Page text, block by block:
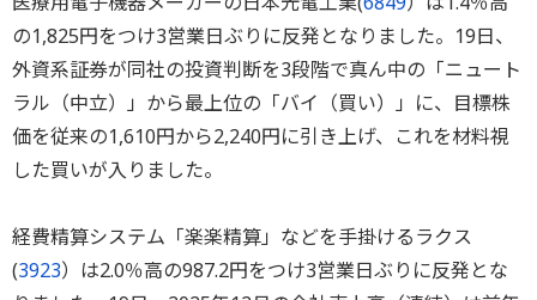
の1,825円をつけ3営業日ぶりに反発となりました。19日、
外資系証券が同社の投資判断を3段階で真ん中の「ニュート
ラル（中立）」から最上位の「バイ（買い）」に、目標株
価を従来の1,610円から2,240円に引き上げ、これを材料視
した買いが入りました。
経費精算システム「楽楽精算」などを手掛けるラクス
(3923）は2.0％高の987.2円をつけ3営業日ぶりに反発とな